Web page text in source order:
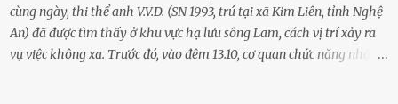
cùng ngày, thi thể anh V.V.D. (SN 1993, trú tại xã Kim Liên, tỉnh Nghệ
An) đã được tìm thấy ở khu vực hạ lưu sông Lam, cách vị trí xảy ra
vụ việc không xa. Trước đó, vào đêm 13.10, cơ quan chức năng nhận